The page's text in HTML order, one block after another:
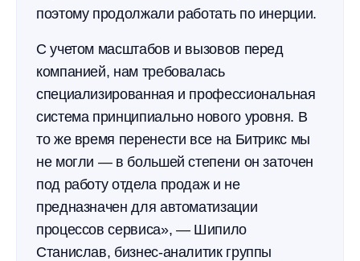
поэтому продолжали работать по инерции.
С учетом масштабов и вызовов перед
компанией, нам требовалась
специализированная и профессиональная
система принципиально нового уровня. В
то же время перенести все на Битрикс мы
не могли — в большей степени он заточен
под работу отдела продаж и не
предназначен для автоматизации
процессов сервиса», — Шипило
Станислав, бизнес-аналитик группы